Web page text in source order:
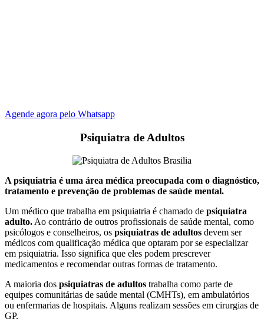
Agende agora pelo Whatsapp
Psiquiatra de Adultos
A psiquiatria é uma área médica preocupada com o diagnóstico,
tratamento e prevenção de problemas de saúde mental.
Um médico que trabalha em psiquiatria é chamado de psiquiatra
adulto. Ao contrário de outros profissionais de saúde mental, como
psicólogos e conselheiros, os psiquiatras de adultos devem ser
médicos com qualificação médica que optaram por se especializar
em psiquiatria. Isso significa que eles podem prescrever
medicamentos e recomendar outras formas de tratamento.
A maioria dos psiquiatras de adultos trabalha como parte de
equipes comunitárias de saúde mental (CMHTs), em ambulatórios
ou enfermarias de hospitais. Alguns realizam sessões em cirurgias de
GP.